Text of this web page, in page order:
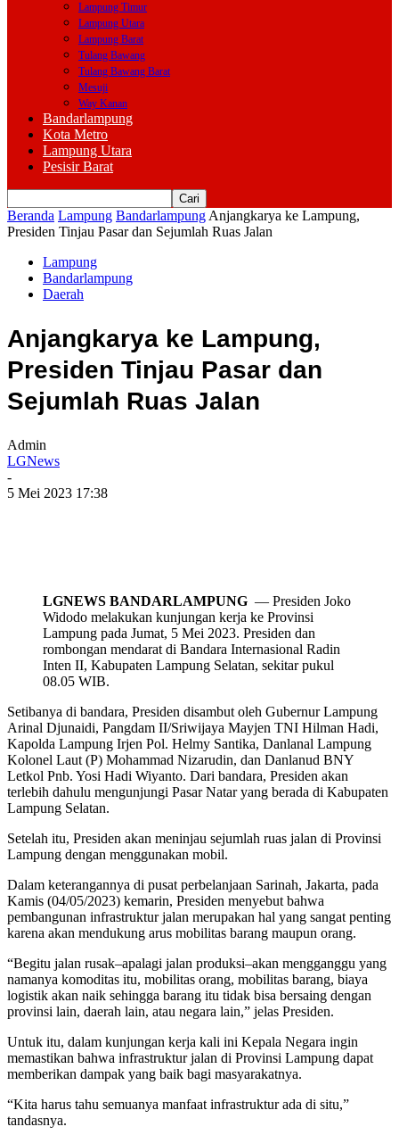
Lampung Timur
Lampung Utara
Lampung Barat
Tulang Bawang
Tulang Bawang Barat
Mesuji
Way Kanan
Bandarlampung
Kota Metro
Lampung Utara
Pesisir Barat
Beranda Lampung Bandarlampung Anjangkarya ke Lampung,
Presiden Tinjau Pasar dan Sejumlah Ruas Jalan
Lampung
Bandarlampung
Daerah
Anjangkarya ke Lampung,
Presiden Tinjau Pasar dan
Sejumlah Ruas Jalan
Admin
LGNews
-
5 Mei 2023 17:38
LGNEWS BANDARLAMPUNG — Presiden Joko
Widodo melakukan kunjungan kerja ke Provinsi
Lampung pada Jumat, 5 Mei 2023. Presiden dan
rombongan mendarat di Bandara Internasional Radin
Inten II, Kabupaten Lampung Selatan, sekitar pukul
08.05 WIB.
Setibanya di bandara, Presiden disambut oleh Gubernur Lampung
Arinal Djunaidi, Pangdam II/Sriwijaya Mayjen TNI Hilman Hadi,
Kapolda Lampung Irjen Pol. Helmy Santika, Danlanal Lampung
Kolonel Laut (P) Mohammad Nizarudin, dan Danlanud BNY
Letkol Pnb. Yosi Hadi Wiyanto. Dari bandara, Presiden akan
terlebih dahulu mengunjungi Pasar Natar yang berada di Kabupaten
Lampung Selatan.
Setelah itu, Presiden akan meninjau sejumlah ruas jalan di Provinsi
Lampung dengan menggunakan mobil.
Dalam keterangannya di pusat perbelanjaan Sarinah, Jakarta, pada
Kamis (04/05/2023) kemarin, Presiden menyebut bahwa
pembangunan infrastruktur jalan merupakan hal yang sangat penting
karena akan mendukung arus mobilitas barang maupun orang.
“Begitu jalan rusak–apalagi jalan produksi–akan mengganggu yang
namanya komoditas itu, mobilitas orang, mobilitas barang, biaya
logistik akan naik sehingga barang itu tidak bisa bersaing dengan
provinsi lain, daerah lain, atau negara lain,” jelas Presiden.
Untuk itu, dalam kunjungan kerja kali ini Kepala Negara ingin
memastikan bahwa infrastruktur jalan di Provinsi Lampung dapat
memberikan dampak yang baik bagi masyarakatnya.
“Kita harus tahu semuanya manfaat infrastruktur ada di situ,”
tandasnya.